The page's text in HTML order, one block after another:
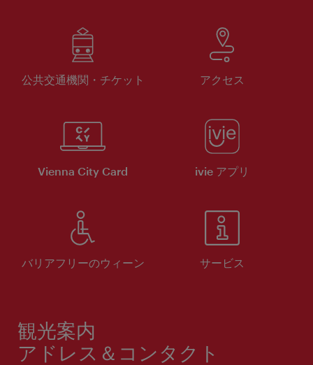
公共交通機関・チケット アクセス
Vienna City Card ivie アプリ
バリアフリーのウィーン サービス
観光案内
アドレス＆コンタクト